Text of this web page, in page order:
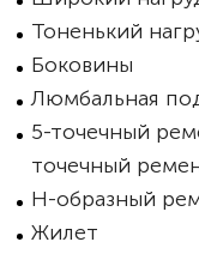
Тоненький
Боковины
Люмбальная
5-точечный
точечный
Н-образный
Жилет